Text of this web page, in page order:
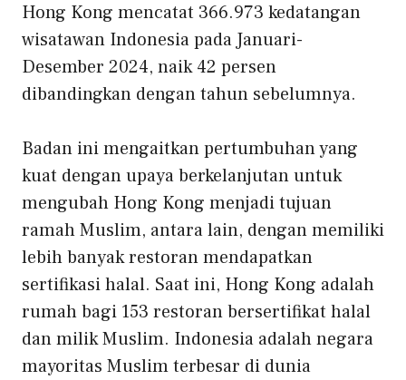
Hong Kong mencatat 366.973 kedatangan
wisatawan Indonesia pada Januari-
Desember 2024, naik 42 persen
dibandingkan dengan tahun sebelumnya.
Badan ini mengaitkan pertumbuhan yang
kuat dengan upaya berkelanjutan untuk
mengubah Hong Kong menjadi tujuan
ramah Muslim, antara lain, dengan memiliki
lebih banyak restoran mendapatkan
sertifikasi halal. Saat ini, Hong Kong adalah
rumah bagi 153 restoran bersertifikat halal
dan milik Muslim. Indonesia adalah negara
mayoritas Muslim terbesar di dunia